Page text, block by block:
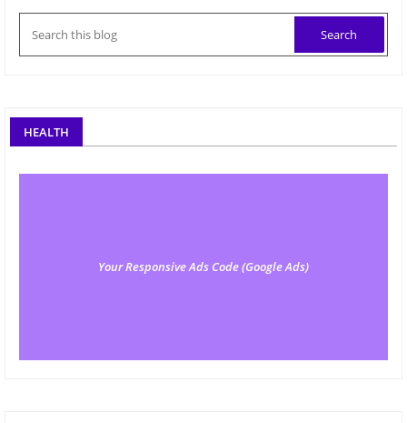
HEALTH
Your Responsive Ads Code (Google Ads)